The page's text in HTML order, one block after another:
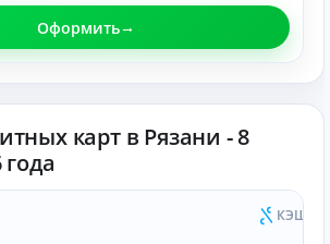
Оформить
карт в Рязани - 8
года